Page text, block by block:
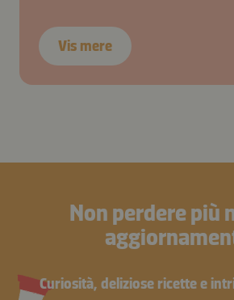
Vis mere
Non perdere più
Curiosità, deliziose ricette e